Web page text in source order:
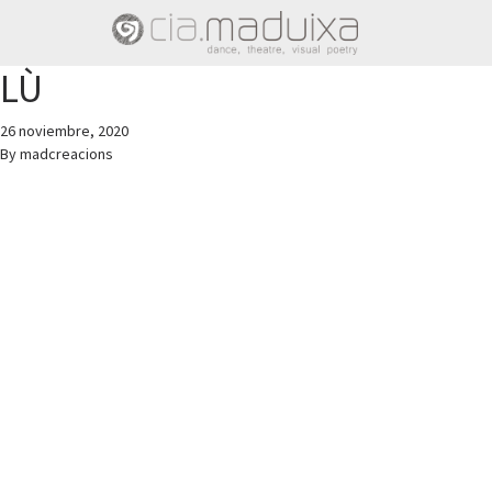
LÙ
26 noviembre, 2020
Bymadcreacions